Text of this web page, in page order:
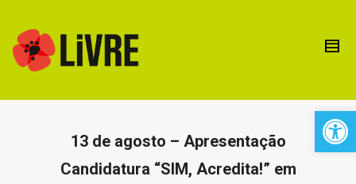
13 de agosto – Apresentação
Candidatura “SIM, Acredita!” em